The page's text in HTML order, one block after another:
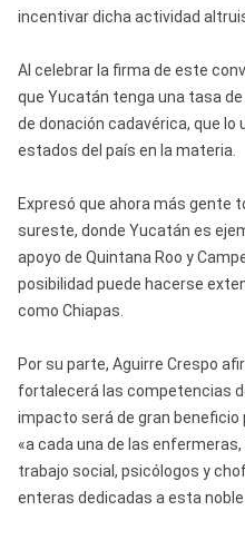
incentivar dicha actividad
Al celebrar la firma de este
que Yucatán tenga una tasa
de donación cadavérica, que
estados del país en la materia.
Expresó que ahora más gente
sureste, donde Yucatán es
apoyo de Quintana Roo y
posibilidad puede hacerse
como Chiapas.
Por su parte, Aguirre Crespo
fortalecerá las competencias
impacto será de gran beneficio
«a cada una de las
trabajo social, psicólogos y
enteras dedicadas a esta noble